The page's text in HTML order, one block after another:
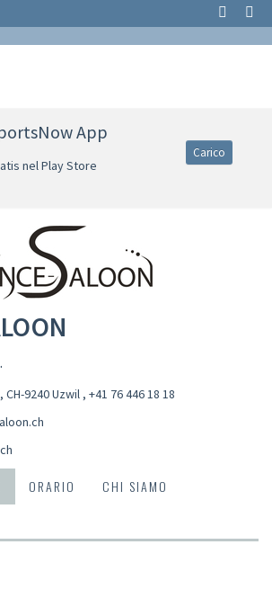
App
nel Play Store
Carico
9240 Uzwil , +41 76 446 18 18
ORARIO
CHI SIAMO